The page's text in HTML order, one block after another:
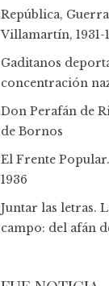
República,
Villamartín, 1931-
Gaditanos
concentración
Don Perafán de
de Bornos
El Frente
1936
Juntar las letras.
campo: del afán